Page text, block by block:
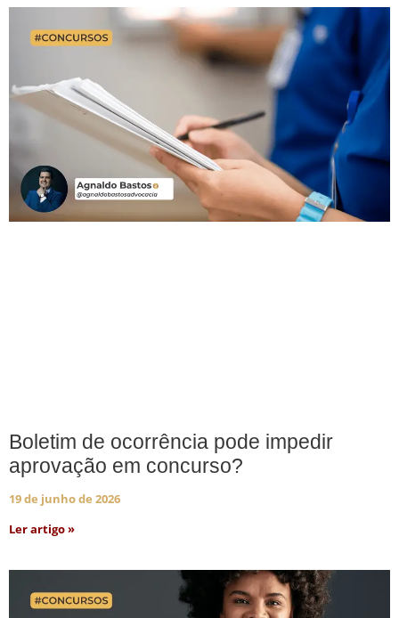
Boletim de ocorrência pode impedir
aprovação em concurso?
19 de junho de 2026
Ler artigo »